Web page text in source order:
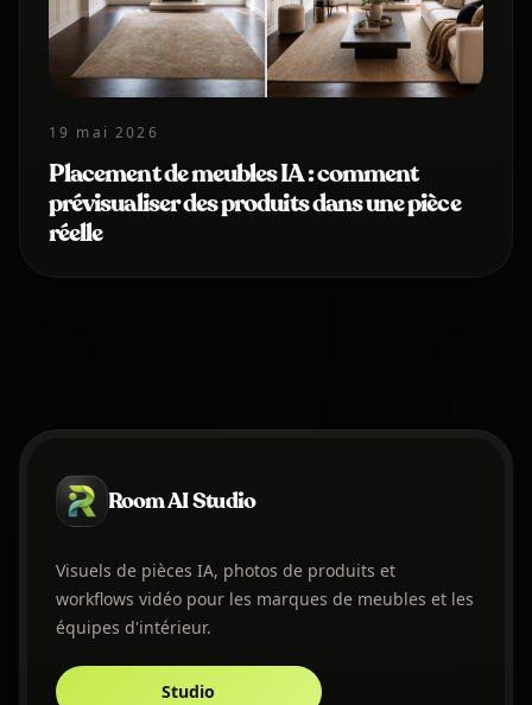
19 mai 2026
Placement de meubles IA : comment
prévisualiser des produits dans une pièce
réelle
Room AI Studio
Visuels de pièces IA, photos de produits et
workflows vidéo pour les marques de meubles et les
équipes d'intérieur.
Studio